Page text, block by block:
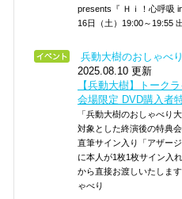
presents『 Ｈｉ！心呼吸
16日（土）19:00～19:55
兵動大樹のおしゃべ
2025.08.10 更新
【兵動大樹】トーク
会場限定 DVD購入者
「兵動大樹のおしゃべり
対象とした終演後の特典
直筆サイン入り「アザー
に本人が1枚1枚サイン入
から直接お渡しいたしま
ゃべり